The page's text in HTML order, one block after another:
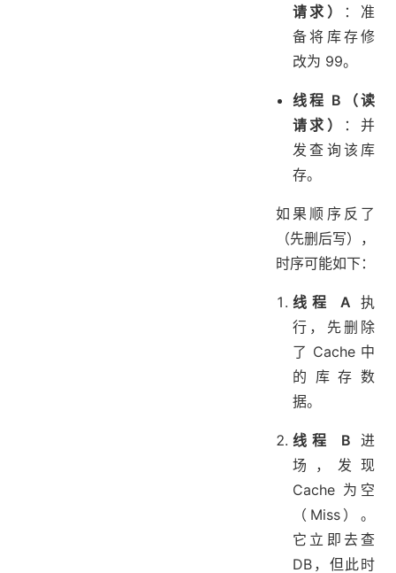
请求）
：准
备将库存修
改为 99。
线程 B（读
请求）
：并
发查询该库
存。
如果顺序反了
（先删后写），
时序可能如下：
线程 A 执
行，先删除
了 Cache 中
的库存数
据。
线程 B 进
场，发现
Cache 为空
（Miss）。
它立即去查
DB，但此时